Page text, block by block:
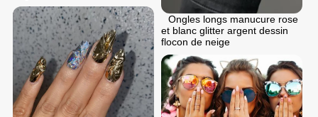
Ongles longs manucure rose
et blanc glitter argent dessin
flocon de neige